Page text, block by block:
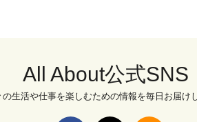
All About公式SNS
の生活や仕事を楽しむための情報を毎日お届け